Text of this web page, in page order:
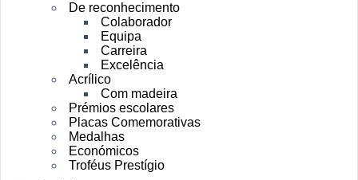
De reconhecimento
Colaborador
Equipa
Carreira
Excelência
Acrílico
Com madeira
Prémios escolares
Placas Comemorativas
Medalhas
Económicos
Troféus Prestígio